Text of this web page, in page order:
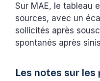
Sur MAE, le tableau
sources, avec un
sollicités après
spontanés après
Les notes sur